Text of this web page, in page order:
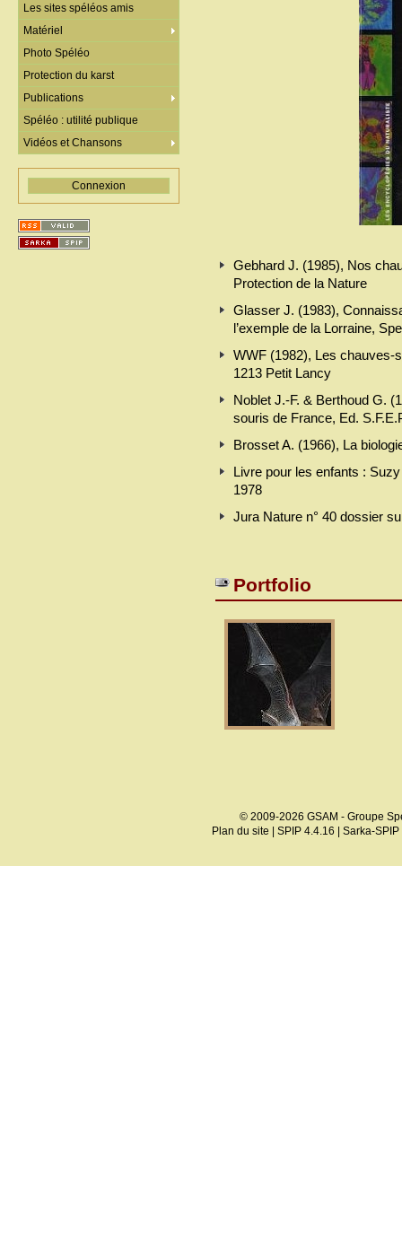
Gebhard J. (1985), Nos
Protection de la Nature
Glasser J. (1983),
l’exemple de la Lorraine,
WWF (1982), Les chauves-
1213 Petit Lancy
Noblet J.-F. & Berthoud G.
souris de France, Ed.
Brosset A. (1966), La
Livre pour les enfants :
1978
Jura Nature n° 40 dossier
Portfolio
Les sites spéléos amis
Matériel
Photo Spéléo
Protection du karst
Publications
Spéléo : utilité publique
Vidéos et Chansons
Connexion
© 2009-2026 GSAM - Groupe
Plan du site | SPIP 4.4.16 | Sarka-SPIP